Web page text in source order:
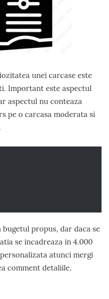
unei carcase este
Important este aspectul
aspectul nu conteaza
pe o carcasa moderata si
propus, dar daca se
se incadreaza in 4.000
atunci mergi
comment detaliile.